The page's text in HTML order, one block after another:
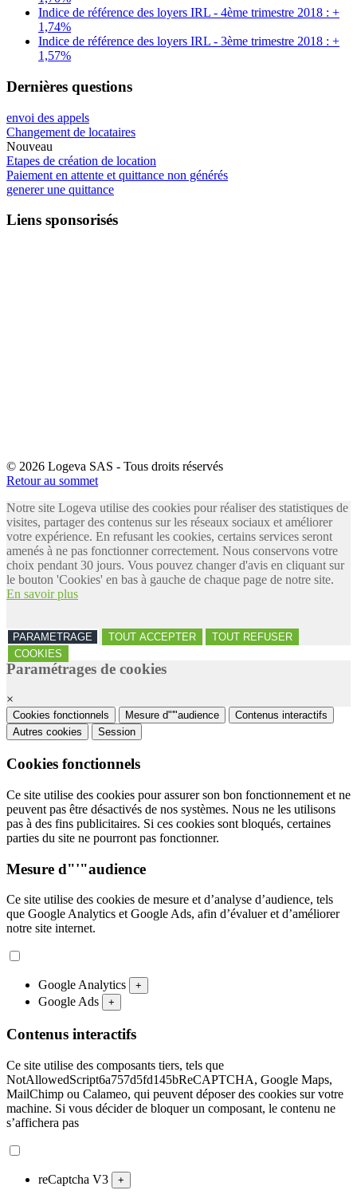
Indice de référence des loyers IRL - 4ème trimestre 2018 : +
1,74%
Indice de référence des loyers IRL - 3ème trimestre 2018 : +
1,57%
Dernières questions
envoi des appels
Changement de locataires
Nouveau
Etapes de création de location
Paiement en attente et quittance non générés
generer une quittance
Liens sponsorisés
© 2026 Logeva SAS - Tous droits réservés
Retour au sommet
Notre site Logeva utilise des cookies pour réaliser des statistiques de
visites, partager des contenus sur les réseaux sociaux et améliorer
votre expérience. En refusant les cookies, certains services seront
amenés à ne pas fonctionner correctement. Nous conservons votre
choix pendant 30 jours. Vous pouvez changer d'avis en cliquant sur
le bouton 'Cookies' en bas à gauche de chaque page de notre site.
En savoir plus
PARAMETRAGE TOUT ACCEPTER
TOUT REFUSER
COOKIES
Paramétrages de cookies
×
Cookies fonctionnels Mesure d"'"audience
Contenus interactifs
Autres cookies
Session
Cookies fonctionnels
Ce site utilise des cookies pour assurer son bon fonctionnement et ne
peuvent pas être désactivés de nos systèmes. Nous ne les utilisons
pas à des fins publicitaires. Si ces cookies sont bloqués, certaines
parties du site ne pourront pas fonctionner.
Mesure d"'"audience
Ce site utilise des cookies de mesure et d’analyse d’audience, tels
que Google Analytics et Google Ads, afin d’évaluer et d’améliorer
notre site internet.
Google Analytics +
Google Ads +
Contenus interactifs
Ce site utilise des composants tiers, tels que
NotAllowedScript6a757d5fd145bReCAPTCHA, Google Maps,
MailChimp ou Calameo, qui peuvent déposer des cookies sur votre
machine. Si vous décider de bloquer un composant, le contenu ne
s’affichera pas
reCaptcha V3 +